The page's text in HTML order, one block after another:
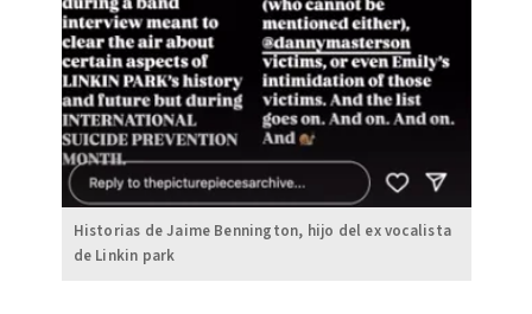
Historias de Jaime Bennington, hijo del ex vocalista
de Linkin park